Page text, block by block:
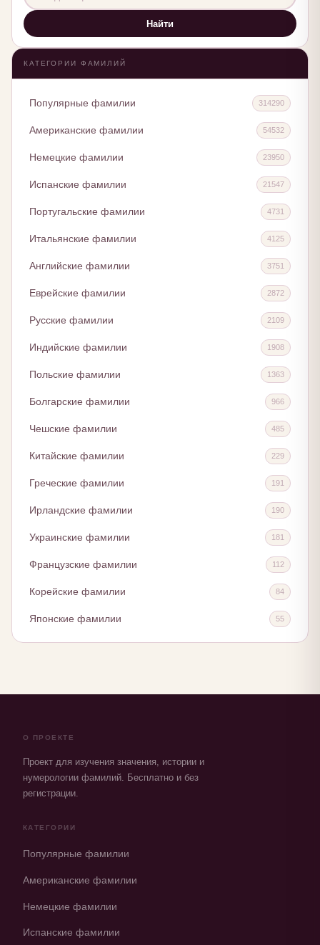
Найти
КАТЕГОРИИ ФАМИЛИЙ
Популярные фамилии 314290
Американские фамилии 54532
Немецкие фамилии 23950
Испанские фамилии 21547
Португальские фамилии 4731
Итальянские фамилии 4125
Английские фамилии 3751
Еврейские фамилии 2872
Русские фамилии 2109
Индийские фамилии 1908
Польские фамилии 1363
Болгарские фамилии 966
Чешские фамилии 485
Китайские фамилии 229
Греческие фамилии 191
Ирландские фамилии 190
Украинские фамилии 181
Французские фамилии 112
Корейские фамилии 84
Японские фамилии 55
О ПРОЕКТЕ
Проект для изучения значения, истории и
нумерологии фамилий. Бесплатно и без
регистрации.
КАТЕГОРИИ
Популярные фамилии
Американские фамилии
Немецкие фамилии
Испанские фамилии